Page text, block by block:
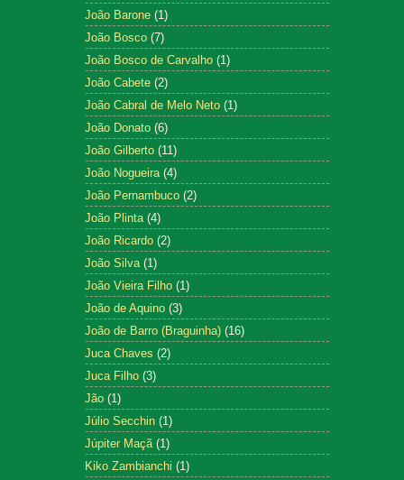
João Barone (1)
João Bosco (7)
João Bosco de Carvalho (1)
João Cabete (2)
João Cabral de Melo Neto (1)
João Donato (6)
João Gilberto (11)
João Nogueira (4)
João Pernambuco (2)
João Plinta (4)
João Ricardo (2)
João Silva (1)
João Vieira Filho (1)
João de Aquino (3)
João de Barro (Braguinha) (16)
Juca Chaves (2)
Juca Filho (3)
Jão (1)
Júlio Secchin (1)
Júpiter Maçã (1)
Kiko Zambianchi (1)